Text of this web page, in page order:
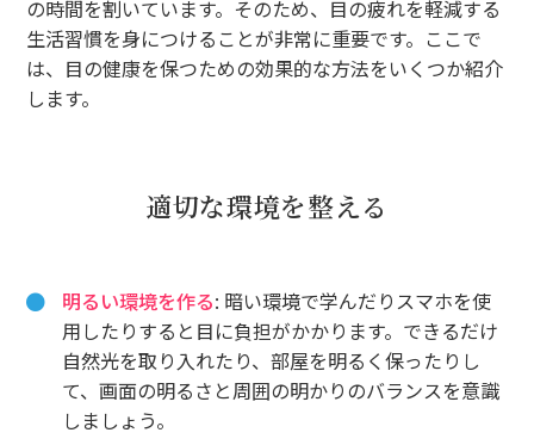
の時間を割いています。そのため、目の疲れを軽減する
生活習慣を身につけることが非常に重要です。ここで
は、目の健康を保つための効果的な方法をいくつか紹介
します。
適切な環境を整える
明るい環境を作る: 暗い環境で学んだりスマホを使
用したりすると目に負担がかかります。できるだけ
自然光を取り入れたり、部屋を明るく保ったりし
て、画面の明るさと周囲の明かりのバランスを意識
しましょう。